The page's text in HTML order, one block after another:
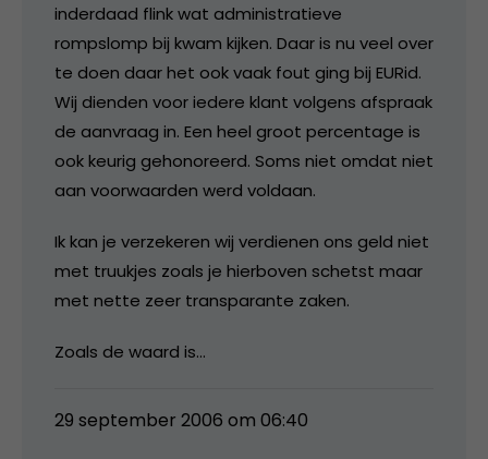
inderdaad flink wat administratieve
rompslomp bij kwam kijken. Daar is nu veel over
te doen daar het ook vaak fout ging bij EURid.
Wij dienden voor iedere klant volgens afspraak
de aanvraag in. Een heel groot percentage is
ook keurig gehonoreerd. Soms niet omdat niet
aan voorwaarden werd voldaan.
Ik kan je verzekeren wij verdienen ons geld niet
met truukjes zoals je hierboven schetst maar
met nette zeer transparante zaken.
Zoals de waard is…
29 september 2006 om 06:40